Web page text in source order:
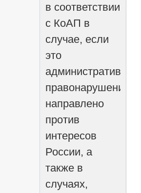
в соответствии
с КоАП в
случае, если
это
административное
правонарушение
направлено
против
интересов
России, а
также в
случаях,